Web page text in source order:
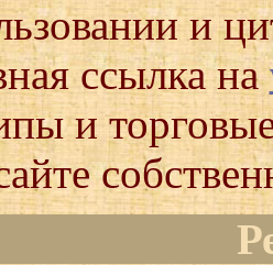
и
ссылка на
и